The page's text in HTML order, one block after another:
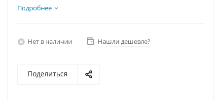
RTX 5060Ti 8Гб, Память DDR4 64Gb, Диски
Подробнее
Нет в наличии Нашли дешевле?
Поделиться